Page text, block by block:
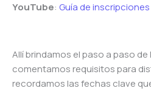
YouTube: Guía de
Allí brindamos el paso a paso de
comentamos requisitos para
recordamos las fechas clave